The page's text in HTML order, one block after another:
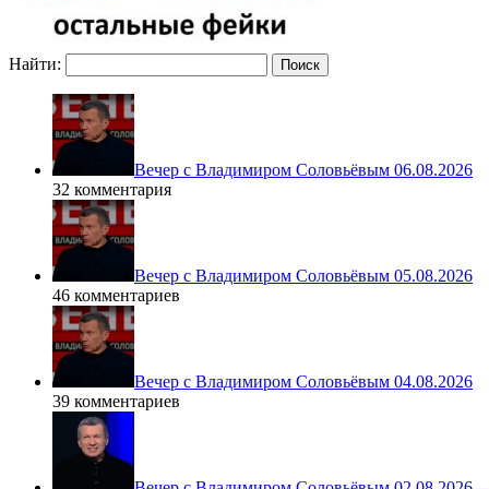
Найти:
Вечер с Владимиром Соловьёвым 06.08.2026
32 комментария
Вечер с Владимиром Соловьёвым 05.08.2026
46 комментариев
Вечер с Владимиром Соловьёвым 04.08.2026
39 комментариев